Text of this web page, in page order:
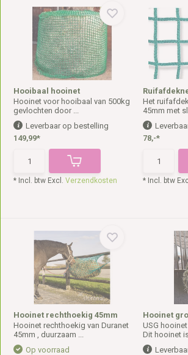
Hooibaal hooinet
Hooinet voor hooibaal van 500kg
gevlochten door ...
Leverbaar op bestelling
149,99*
* Incl. btw Excl.Verzendkosten
Het
45mm met
78,-*
* Incl. btw
Hooinet rechthoekig 45mm
Hooinet rechthoekig van Duranet
45mm , duurzaam ...
Op voorraad
Hooinet
USG
Dit hooinet